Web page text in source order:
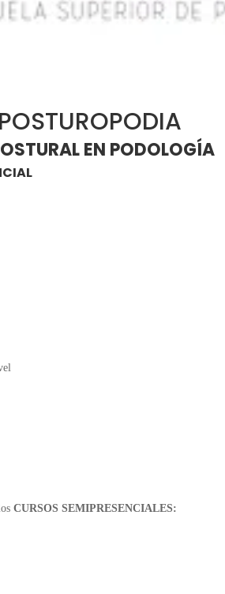
EN PODOLOGÍA
CURSOS SEMIPRESENCIALES: